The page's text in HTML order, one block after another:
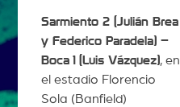
Sarmiento 2 (Julián Brea
y Federico Paradela) –
Boca 1 (Luis Vázquez), en
el estadio Florencio
Sola (Banfield)